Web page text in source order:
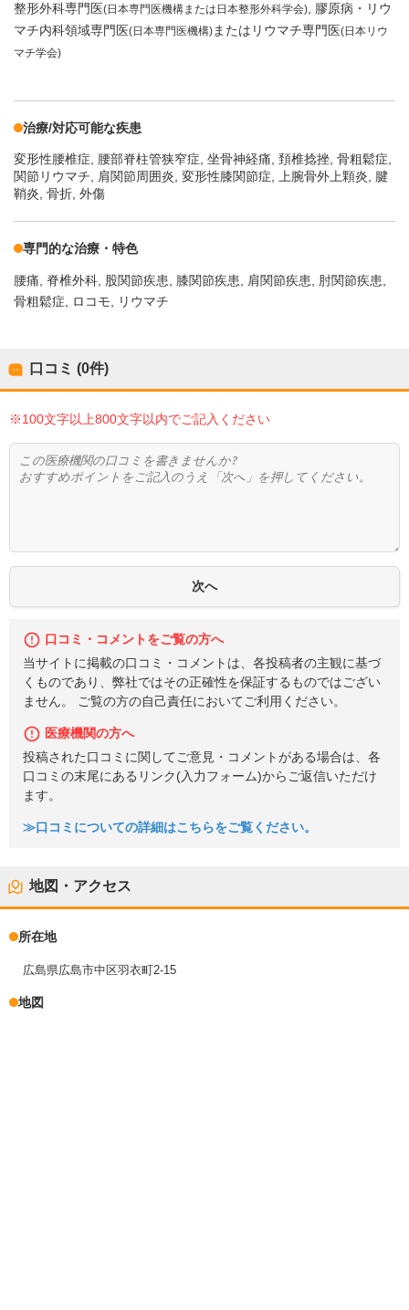
整形外科専門医(日本専門医機構または日本整形外科学会)
膠原病・リウ
マチ内科領域専門医(日本専門医機構)またはリウマチ専門医(日本リウ
マチ学会)
治療/対応可能な疾患
変形性腰椎症, 腰部脊柱管狭窄症, 坐骨神経痛, 頚椎捻挫, 骨粗鬆症,
関節リウマチ, 肩関節周囲炎, 変形性膝関節症, 上腕骨外上顆炎, 腱
鞘炎, 骨折, 外傷
専門的な治療・特色
腰痛 脊椎外科 股関節疾患 膝関節疾患 肩関節疾患
肘関節疾患
骨粗鬆症
ロコモ リウマチ
口コミ (0件)
※100文字以上800文字以内でご記入ください
口コミ・コメントをご覧の方へ
当サイトに掲載の口コミ・コメントは、各投稿者の主観に基づ
くものであり、弊社ではその正確性を保証するものではござい
ません。 ご覧の方の自己責任においてご利用ください。
医療機関の方へ
投稿された口コミに関してご意見・コメントがある場合は、各
口コミの末尾にあるリンク(入力フォーム)からご返信いただけ
ます。
≫口コミについての詳細はこちらをご覧ください。
地図・アクセス
所在地
広島県広島市中区羽衣町2-15
地図